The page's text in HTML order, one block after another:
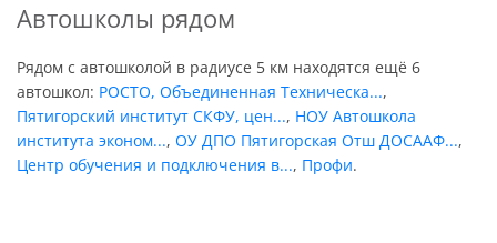
Автошколы рядом
Рядом с автошколой в радиусе 5 км находятся ещё 6
автошкол: РОСТО, Объединенная Техническа...,
Пятигорский институт СКФУ, цен..., НОУ Автошкола
института эконом..., ОУ ДПО Пятигорская Отш ДОСААФ...,
Центр обучения и подключения в..., Профи.